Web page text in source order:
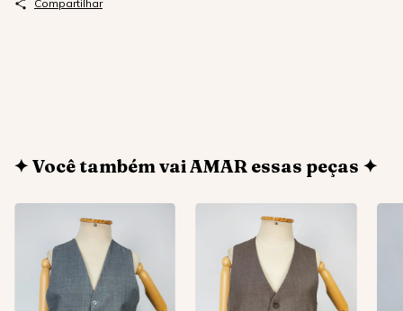
Compartilhar
✦ Você também vai AMAR essas peças ✦